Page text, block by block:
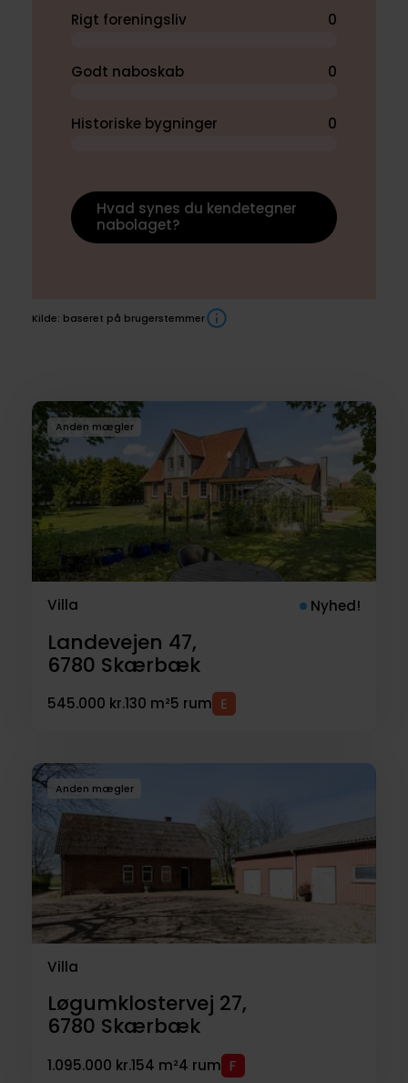
Rigt foreningsliv 0
Godt naboskab 0
Historiske bygninger 0
Hvad synes du kendetegner
nabolaget?
Kilde: baseret på brugerstemmer
Boliger
til
salg
Anden mægler
Villa Nyhed!
Landevejen 47,
6780 Skærbæk
545.000 kr.130 m²5 rum
Anden mægler
Villa
Løgumklostervej 27,
6780 Skærbæk
1.095.000 kr.154 m²4 rum